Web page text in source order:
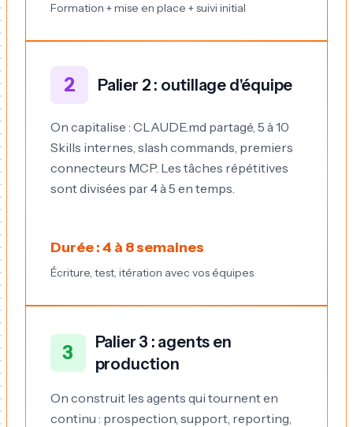
Formation + mise en place + suivi initial
2 Palier 2 : outillage d'équipe
On capitalise : CLAUDE.md partagé, 5 à 10
Skills internes, slash commands, premiers
connecteurs MCP. Les tâches répétitives
sont divisées par 4 à 5 en temps.
Durée : 4 à 8 semaines
Écriture, test, itération avec vos équipes
3
Palier 3 : agents en
production
On construit les agents qui tournent en
continu : prospection, support, reporting,